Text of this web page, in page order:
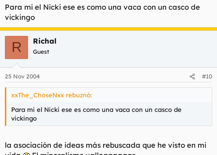
Para mi el Nicki ese es como una vaca con un casco de
vickingo
R Richal
Guest
25 Nov 2004 #10
xxThe_ChoseNxx rebuznó:
Para mi el Nicki ese es como una vaca con un casco de
vickingo
la asociación de ideas más rebuscada que he visto en mi